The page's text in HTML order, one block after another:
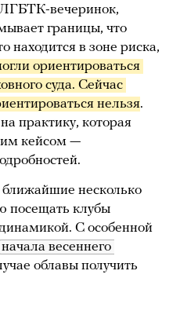
ЛГБТК-вечеринок,
границы, что
находится в зоне риска,
ориентироваться
суда. Сейчас
нельзя.
практику, которая
кейсом —
несколько
посещать клубы
С особенной
начала весеннего
облавы получить